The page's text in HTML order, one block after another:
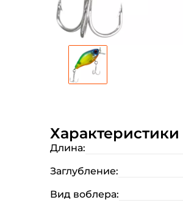
Характеристики
Длина:
Заглубление:
Вид воблера: